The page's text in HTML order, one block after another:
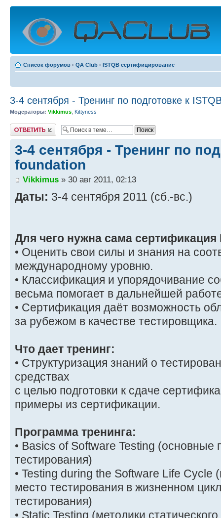
Список форумов ‹ QA Club ‹ ISTQB сертифицирование
3-4 сентября - Тренинг по подготовке к
Модераторы: Vikkimus Kittyness
Ответить
3-4 сентября - Тренинг по
foundation
Vikkimus » 30 авг 2011, 02:13
Даты: 3-4 сентября 2011 (сб.-вс.)
Для чего нужна сама сертификация
• Оценить свои силы и знания на
международному уровню.
• Классификация и упорядочивание
весьма помогает в дальнейшей
• Сертификация даёт возможность
за рубежом в качестве тестировщика.
Что дает тренинг:
• Структуризация знаний о
средствах
с целью подготовки к сдаче
примеры из сертификации.
Программа тренинга:
• Basics of Software Testing (основные
тестирования)
• Testing during the Software Life
место тестирования в жизненном
тестирования)
• Static Testing (методики